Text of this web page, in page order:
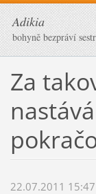
Adikia
bohyně bezpráví
Za
22.07.2011 15:47